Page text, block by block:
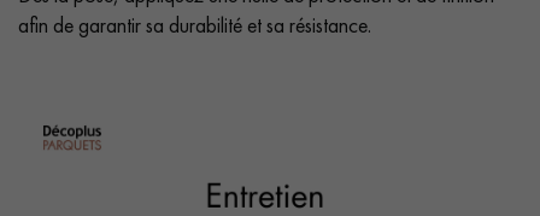
afin de garantir sa durabilité et sa résistance.